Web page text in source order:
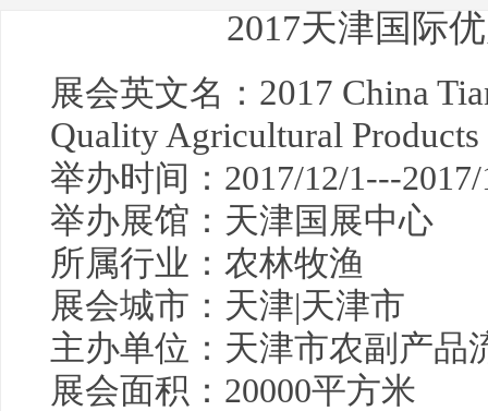
2017天津国际
展会英文名： 2017 China
Quality Agricultural Products
举办时间：2017/12/1---2017/
举办展馆：天津国展中心
所属行业：农林牧渔
展会城市：天津|天津市
主办单位：天津市农副产品
展会面积：20000平方米